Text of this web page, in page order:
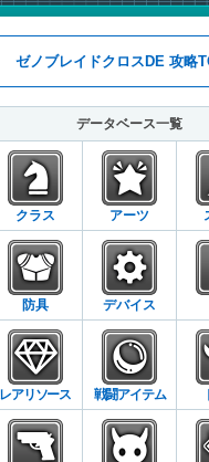
ゼノブレイドクロスDE 攻略
データベース一覧
クラス アーツ
防具 デバイス
レアリソース 戦闘アイテム